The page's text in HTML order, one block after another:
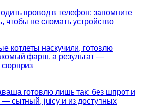
провод в телефон: запомните
чтобы не сломать устройство
котлеты наскучили, готовлю
фарш, а результат —
сюрприз
готовлю лишь так: без шпрот и
— сытный, juicy и из доступных